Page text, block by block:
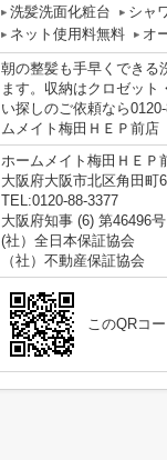
洗髪洗面化粧台
シャ
ネット使用料無料
オ
朝の整髪も手早くできる
ます。収納はクロゼッ
い探しのご依頼なら
ムメイト梅田ＨＥＰ前店
ホームメイト梅田ＨＥ
大阪府大阪市北区角田町
TEL:0120-88-3377
大阪府知事 (6) 第46496号
(社）全日本保証協会
（社）不動産保証協会
このQRコ